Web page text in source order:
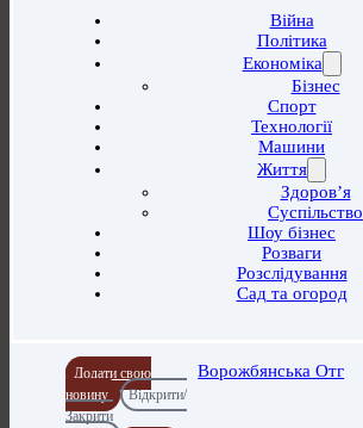
Війна
Політика
Економіка
Бізнес
Спорт
Технології
Машини
Життя
Здоров’я
Суспільство
Шоу бізнес
Розваги
Розслідування
Сад та огород
Додати свою
новину
Відкрити/
Закрити
Ворожбянська Отг